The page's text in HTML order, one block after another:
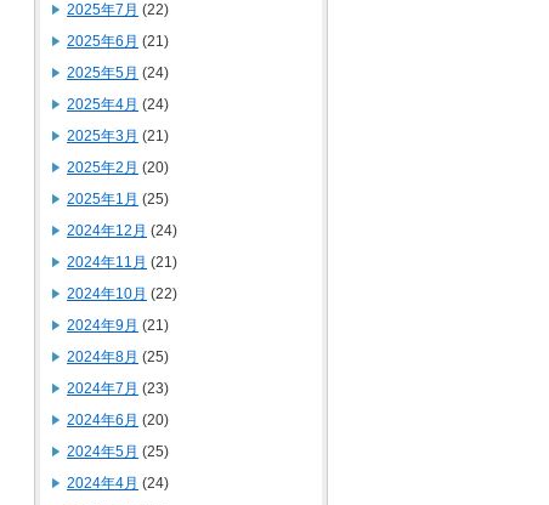
2025年7月 (22)
2025年6月 (21)
2025年5月 (24)
2025年4月 (24)
2025年3月 (21)
2025年2月 (20)
2025年1月 (25)
2024年12月 (24)
2024年11月 (21)
2024年10月 (22)
2024年9月 (21)
2024年8月 (25)
2024年7月 (23)
2024年6月 (20)
2024年5月 (25)
2024年4月 (24)